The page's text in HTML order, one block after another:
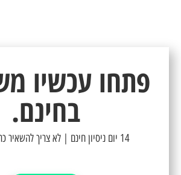
פתחו עכשיו
בחינם.
14 יום ניסיון חינם | לא צריך להשאיר כרטיס אשראי